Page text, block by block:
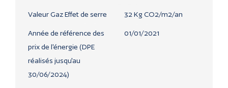
Valeur Gaz Effet de serre 32 Kg CO2/m2/an
Année de référence des
prix de l'énergie (DPE
réalisés jusqu'au
30/06/2024)
01/01/2021